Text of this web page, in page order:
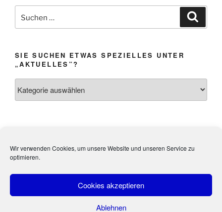
Wir verwenden Cookies, um unsere Website und unseren Service zu
optimieren.
Cookies akzeptieren
Ablehnen
nach:
SIE SUCHEN ETWAS SPEZIELLES UNTER
„AKTUELLES”?
suchen
Datenschutz
Kandel